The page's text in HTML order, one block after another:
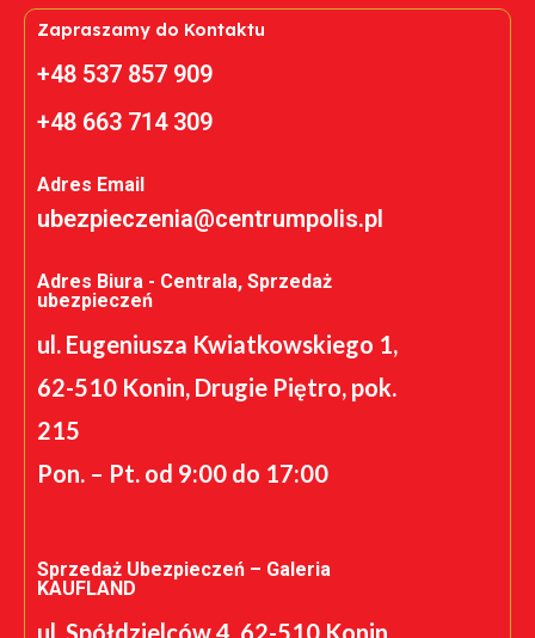
Zapraszamy do Kontaktu
+48 537 857 909
+48 663 714 309
Adres Email
ubezpieczenia@centrumpolis.pl
Adres Biura - Centrala, Sprzedaż
ubezpieczeń
ul. Eugeniusza Kwiatkowskiego 1,
62-510 Konin, Drugie Piętro, pok.
215
Pon. – Pt. od 9:00 do 17:00
Sprzedaż Ubezpieczeń – Galeria
KAUFLAND
ul. Spółdzielców 4, 62-510 Konin